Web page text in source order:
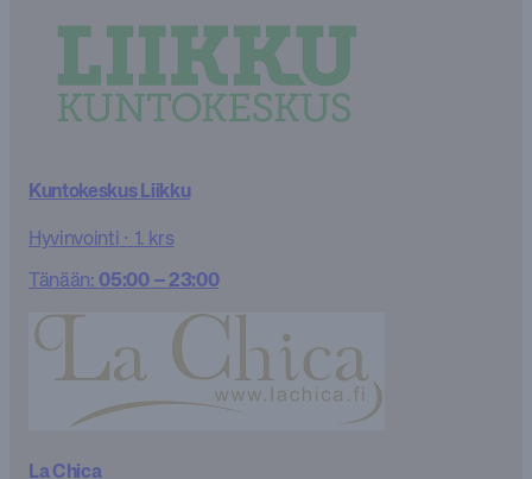
Kuntokeskus Liikku
Hyvinvointi · 1. krs
Tänään: 05:00 – 23:00
La Chica